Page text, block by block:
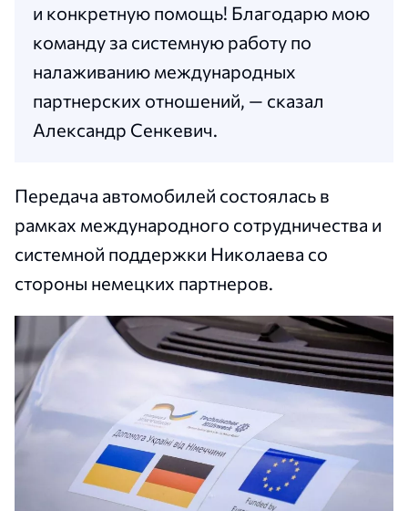
и конкретную помощь! Благодарю мою
команду за системную работу по
налаживанию международных
партнерских отношений, — сказал
Александр Сенкевич.
Передача автомобилей состоялась в
рамках международного сотрудничества и
системной поддержки Николаева со
стороны немецких партнеров.